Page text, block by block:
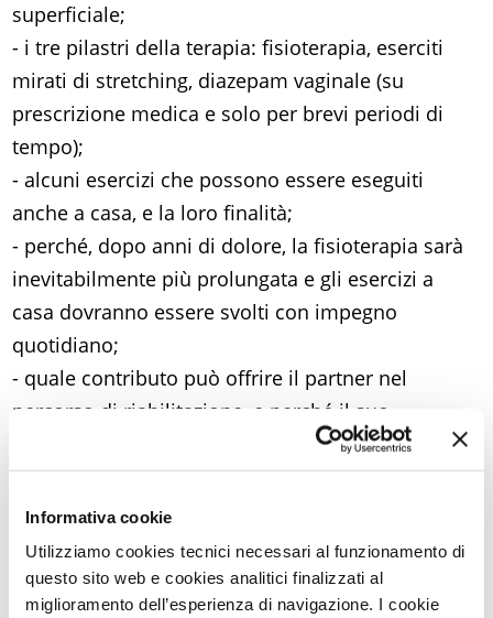
Informativa cookie
Utilizziamo cookies tecnici necessari al funzionamento di
questo sito web e cookies analitici finalizzati al
miglioramento dell’esperienza di navigazione. I cookie
superficiale;
- i tre pilastri della terapia: fisioterapia, eserciti
mirati di stretching, diazepam vaginale (su
prescrizione medica e solo per brevi periodi di
tempo);
- alcuni esercizi che possono essere eseguiti
anche a casa, e la loro finalità;
- perché, dopo anni di dolore, la fisioterapia sarà
inevitabilmente più prolungata e gli esercizi a
casa dovranno essere svolti con impegno
quotidiano;
- quale contributo può offrire il partner nel
percorso di riabilitazione, e perché il suo
coinvolgimento può migliorare lo stesso rapporto
di coppia;
- gli specifici benefici di una camminata
quotidiana all’aria aperta, di primo mattino;
- gli obiettivi della terapia farmacologica di lungo
periodo, quando necessaria;